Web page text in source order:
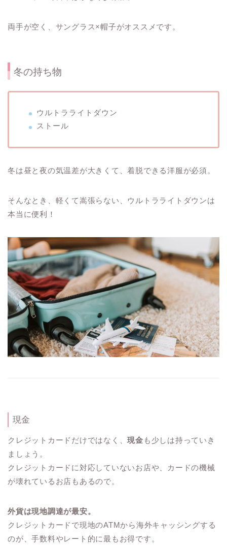
両手が空く、サングラス×帽子がオススメです。
冬の持ち物
ウルトラライトダウン
ストール
冬は昼と夜の気温差が大きくて、着脱できる洋服が必須。
そんなとき、軽くて嵩張らない、ウルトラライトダウンは
本当に便利！
現金
クレジットカードだけではなく、現金 も少しは持っていき
ましょう。
クレジットカードに対応していないお店や、カードの機械
が壊れているお店もあるので。
外貨は現地調達が最安。
クレジットカードで現地のATMから海外キャッシングする
のが、手数料やレート的に最もお得です。